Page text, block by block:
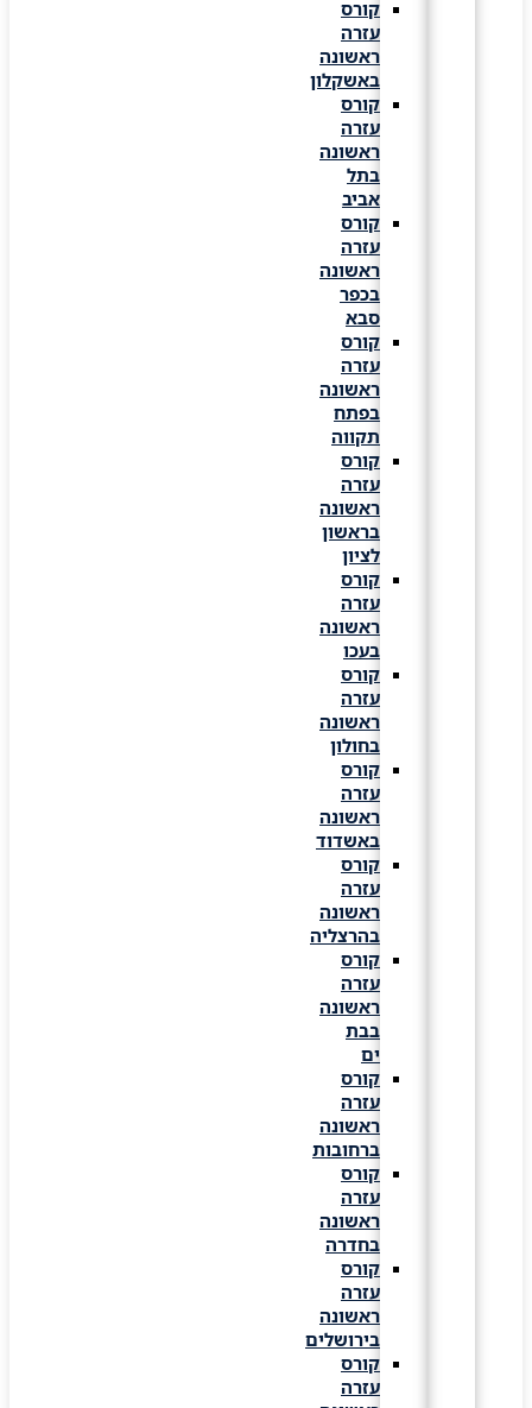
קורס
עזרה
ראשונה
באשקלון
קורס
עזרה
ראשונה
קורס
עזרה
ראשונה
בכפר
קורס
עזרה
ראשונה
בפתח
תקווה
קורס
עזרה
ראשונה
בראשון
קורס
עזרה
ראשונה
קורס
עזרה
ראשונה
בחולון
קורס
עזרה
ראשונה
באשדוד
קורס
עזרה
ראשונה
בהרצליה
קורס
עזרה
ראשונה
קורס
עזרה
ראשונה
ברחובות
קורס
עזרה
ראשונה
בחדרה
קורס
עזרה
ראשונה
בירושלים
קורס
עזרה